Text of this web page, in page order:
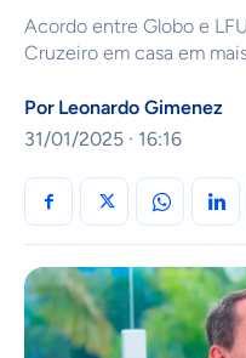
Acordo entre Globo e
Cruzeiro em casa em
Por Leonardo Gimenez
31/01/2025 · 16:16